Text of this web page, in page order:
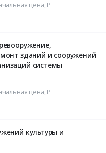
цена, ₽
зданий и сооружений
системы
цена, ₽
культуры и